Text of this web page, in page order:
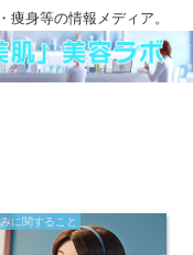
身等の情報メディア。
に関すること